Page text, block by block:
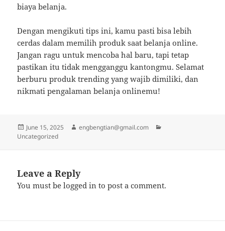
biaya belanja.
Dengan mengikuti tips ini, kamu pasti bisa lebih
cerdas dalam memilih produk saat belanja online.
Jangan ragu untuk mencoba hal baru, tapi tetap
pastikan itu tidak mengganggu kantongmu. Selamat
berburu produk trending yang wajib dimiliki, dan
nikmati pengalaman belanja onlinemu!
Posted
on
June 15, 2025 Author
engbengtian@gmail.com
Uncategorized
Leave a Reply
You must belogged in to post a comment.